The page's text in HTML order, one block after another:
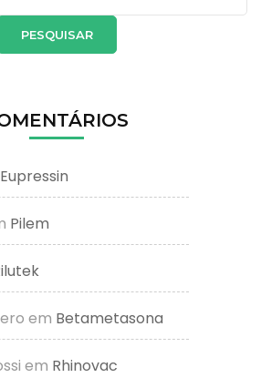
Eupressin
Pilem
em Betametasona
em Rhinovac